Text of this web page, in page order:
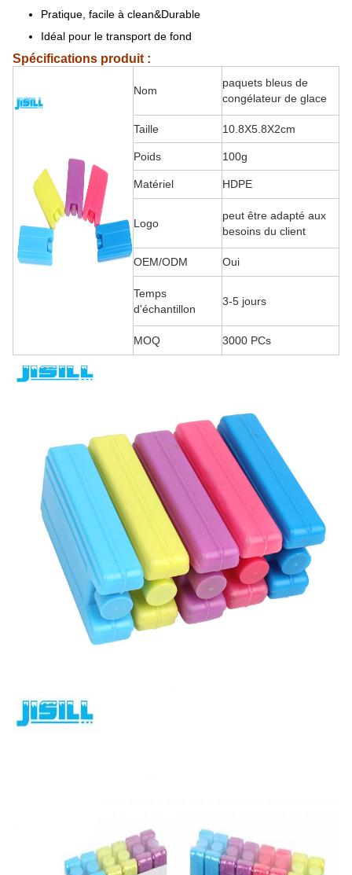
Pratique, facile à clean&Durable
Idéal pour le transport de fond
Spécifications produit :
Nom
paquets bleus de
congélateur de glace
Taille 10.8X5.8X2cm
Poids 100g
Matériel HDPE
Logo
peut être adapté aux
besoins du client
OEM/ODM Oui
Temps
d'échantillon
3-5 jours
MOQ 3000 PCs